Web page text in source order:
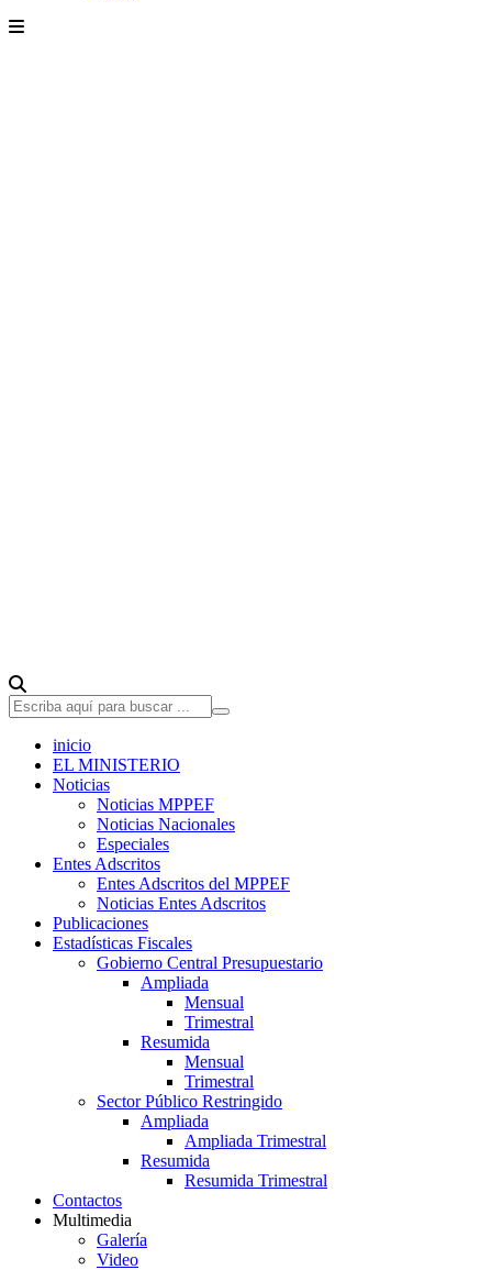
inicio
EL MINISTERIO
Noticias
Noticias MPPEF
Noticias Nacionales
Especiales
Entes Adscritos
Entes Adscritos del MPPEF
Noticias Entes Adscritos
Publicaciones
Estadísticas Fiscales
Gobierno Central Presupuestario
Ampliada
Mensual
Trimestral
Resumida
Mensual
Trimestral
Sector Público Restringido
Ampliada
Ampliada Trimestral
Resumida
Resumida Trimestral
Contactos
Multimedia
Galería
Video